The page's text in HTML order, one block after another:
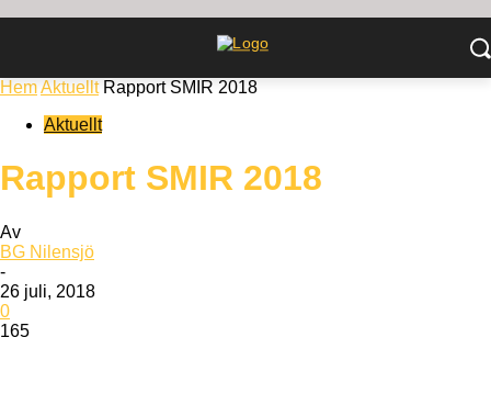
HemAktuellt Rapport SMIR 2018
Aktuellt
Rapport SMIR 2018
Av
BG Nilensjö
-
26 juli, 2018
0
165